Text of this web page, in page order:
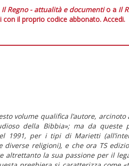
Il Regno - attualità e documentio a Il
il proprio codice abbonato. Accedi.
volume qualifica l’autore,
della Bibbia»; ma da queste
1991, per i tipi di Marietti
diverse religioni), e che ora TS
altrettanto la sua passione per il